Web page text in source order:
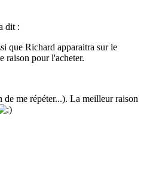
dit :
que Richard apparaitra sur le
raison pour l'acheter.
me répéter...). La meilleur raison